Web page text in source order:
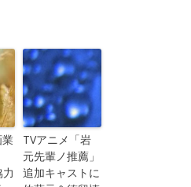
TVアニメ「岩
元先輩ノ推薦」
追加キャストに